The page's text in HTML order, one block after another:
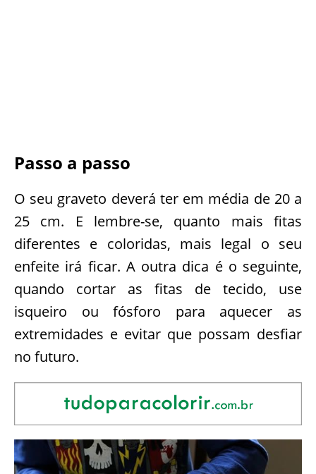
Passo a passo
O seu graveto deverá ter em média de 20 a
25 cm. E lembre-se, quanto mais fitas
diferentes e coloridas, mais legal o seu
enfeite irá ficar. A outra dica é o seguinte,
quando cortar as fitas de tecido, use
isqueiro ou fósforo para aquecer as
extremidades e evitar que possam desfiar
no futuro.